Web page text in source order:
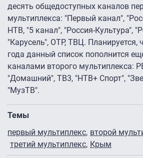
десять общедоступных каналов
мультиплекса: "Первый канал",
НТВ, "5 канал", "Россия-Культура",
"Карусель", ОТР, ТВЦ. Планируется,
года данный список пополнится
каналами второго мультиплекса:
"Домашний", ТВ3, "НТВ+ Спорт",
"МузТВ".
Темы
первый мультиплекс второй
третий мультиплекс Крым